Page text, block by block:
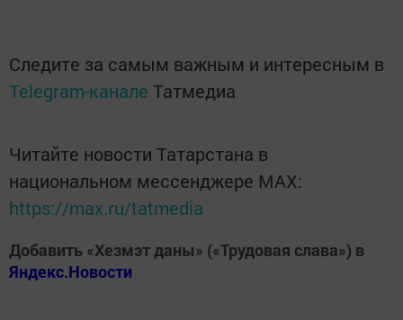
Следите за самым важным и интересным в
Telegram-канале Татмедиа
Читайте новости Татарстана в
национальном мессенджере MАХ:
https://max.ru/tatmedia
Добавить «Хезмэт даны» («Трудовая слава») в
Яндекс.Новости